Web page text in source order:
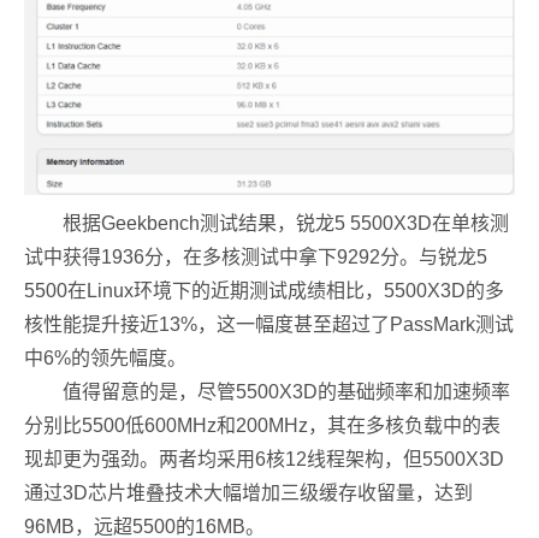
根据Geekbench测试结果，锐龙5 5500X3D在单核测
试中获得1936分，在多核测试中拿下9292分。与锐龙5
5500在Linux环境下的近期测试成绩相比，5500X3D的多
核性能提升接近13%，这一幅度甚至超过了PassMark测试
中6%的领先幅度。
值得留意的是，尽管5500X3D的基础频率和加速频率
分别比5500低600MHz和200MHz，其在多核负载中的表
现却更为强劲。两者均采用6核12线程架构，但5500X3D
通过3D芯片堆叠技术大幅增加三级缓存收留量，达到
96MB，远超5500的16MB。